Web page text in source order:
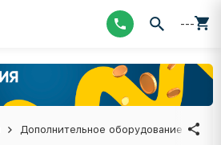
---
Дополнительное оборудование